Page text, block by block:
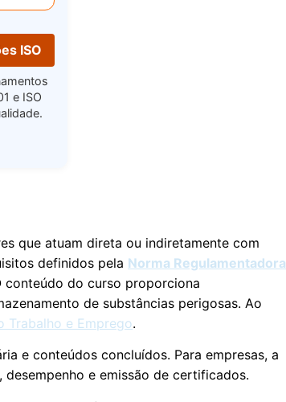
ISO
e ISO
que atuam direta ou indiretamente com
definidos pela Norma Regulamentadora
conteúdo do curso proporciona
de substâncias perigosas. Ao
Trabalho e Emprego.
e conteúdos concluídos. Para empresas, a
e emissão de certificados.